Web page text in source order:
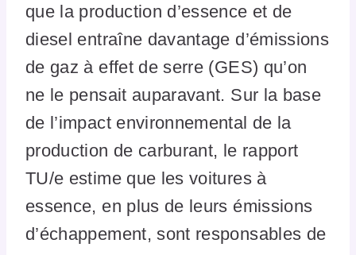
que la production d’essence et de
diesel entraîne davantage d’émissions
de gaz à effet de serre (GES) qu’on
ne le pensait auparavant. Sur la base
de l’impact environnemental de la
production de carburant, le rapport
TU/e estime que les voitures à
essence, en plus de leurs émissions
d’échappement, sont responsables de